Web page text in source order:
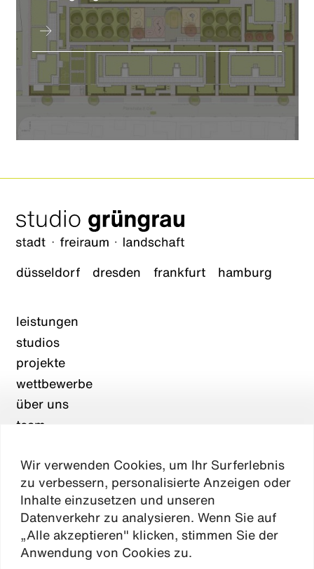
Wir verwenden Cookies, um Ihr Surferlebnis
zu verbessern, personalisierte Anzeigen oder
Inhalte einzusetzen und unseren
Datenverkehr zu analysieren. Wenn Sie auf
„Alle akzeptieren" klicken, stimmen Sie der
Anwendung von Cookies zu.
düsseldorf dresden frankfurt hamburg
leistungen
studios
projekte
wettbewerbe
über uns
team
aktuelles
kontakt